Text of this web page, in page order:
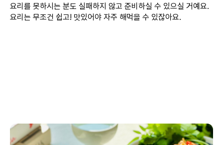
요리를 못하시는 분도 실패하지 않고 준비하실 수 있으실 거예요.
요리는 무조건 쉽고! 맛있어야 자주 해먹을 수 있잖아요.